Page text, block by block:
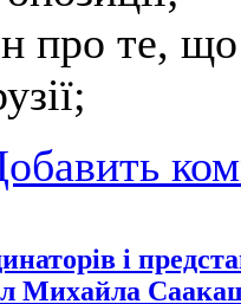
про те, що
і
Михайла